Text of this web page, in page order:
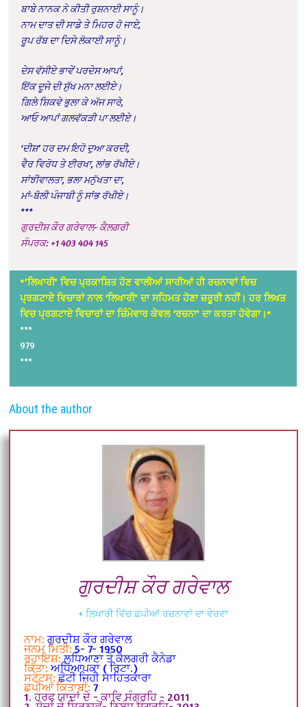
ਬਾਬੇ ਨਾਨਕ ਨੇ ਕੀਤੀ ਰੁਸ਼ਨਾਈ ਸਾਨੂੰ।
ਨਾਮ ਦਾਤ ਦੀ ਸਾਡੇ ਤੇ ਮਿਹਰ ਹੋ ਜਾਏ,
ਰੂਪ ਰੱਬ ਦਾ ਦਿਸੇ ਲੋਕਾਈ ਸਾਨੂੰ।
ਦੇਸ ਵੱਸੀਏ ਭਾਵੇਂ ਪਰਦੇਸ ਆਪਾਂ,
ਇੱਕ ਦੂਜੇ ਦੀ ਸੁੱਖ ਮਨਾ ਲਈਏ।
ਗਿਲੇ ਸ਼ਿਕਵੇ ਭੁਲਾ ਕੇ ਅੱਜ ਸਾਰੇ,
ਆਓ ਆਪਾਂ ਗਲਵੱਕੜੀ ਪਾ ਲਈਏ।
‘ਦੀਸ਼’ ਹਰ ਦਮ ਇਹੋ ਦੁਆ ਕਰਦੀ,
ਵੈਰ ਵਿਰੋਧ ਤੇ ਈਰਖਾ, ਲਾਂਭ ਰੱਖੀਏ।
ਸਾਂਝੀਵਾਲਤਾ, ਭਲਾ ਮਨੁੱਖਤਾ ਦਾ,
ਮਾਂ-ਬੋਲੀ ਪੰਜਾਬੀ ਨੂੰ ਸਾਂਭ ਰੱਖੀਏ।
***
ਗੁਰਦੀਸ਼ ਕੌਰ ਗਰੇਵਾਲ- ਕੈਲਗਰੀ
ਸੰਪਰਕ: +1 403 404 145
*’ਲਿਖਾਰੀ’ ਵਿਚ ਪ੍ਰਕਾਸ਼ਿਤ ਹੋਣ ਵਾਲੀਆਂ ਸਾਰੀਆਂ ਹੀ ਰਚਨਾਵਾਂ ਵਿਚ
ਪ੍ਰਗਟਾਏ ਵਿਚਾਰਾਂ ਨਾਲ ‘ਲਿਖਾਰੀ’ ਦਾ ਸਹਿਮਤ ਹੋਣਾ ਜ਼ਰੂਰੀ ਨਹੀਂ। ਹਰ ਲਿਖਤ
ਵਿਚ ਪ੍ਰਗਟਾਏ ਵਿਚਾਰਾਂ ਦਾ ਜ਼ਿੰਮੇਵਾਰ ਕੇਵਲ ‘ਰਚਨਾ’ ਦਾ ਕਰਤਾ ਹੋਵੇਗਾ।*
***
979
***
About the author
ਗੁਰਦੀਸ਼ ਕੌਰ ਗਰੇਵਾਲ
+ ਲਿਖਾਰੀ ਵਿੱਚ ਛਪੀਆਂ ਰਚਨਾਵਾਂ ਦਾ ਵੇਰਵਾ
ਨਾਮ: ਗੁਰਦੀਸ਼ ਕੌਰ ਗਰੇਵਾਲ
ਜਨਮ ਮਿਤੀ: 5- 7- 1950
ਰਹਾਇਸ਼: ਲੁਧਿਆਣਾ ਤੇ ਕੈਲਗਰੀ ਕੈਨੇਡਾ
ਕਿੱਤਾ: ਅਧਿਆਪਕਾ ( ਰਿਟਾ.)
ਸਟੇਟਸ: ਛੋਟੀ ਜਿਹੀ ਸਾਹਿਤਕਾਰਾ
ਛਪੀਆਂ ਕਿਤਾਬਾਂ: 7
1. ਹਰਫ ਯਾਦਾਂ ਦੇ - ਕਾਵਿ ਸੰਗ੍ਰਹਿ - 2011